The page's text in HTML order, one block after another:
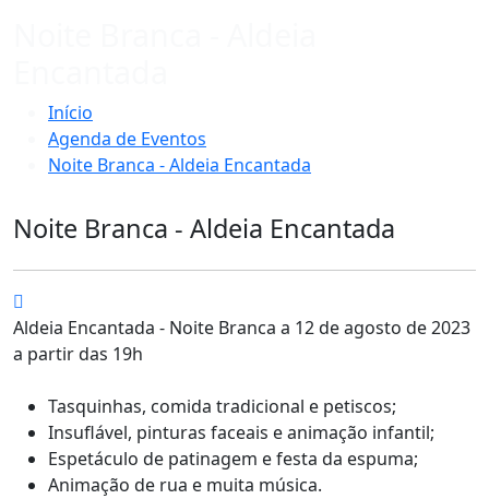
Início
Agenda de Eventos
Noite Branca - Aldeia Encantada
Noite Branca - Aldeia Encantada
Aldeia Encantada - Noite Branca a 12 de agosto de 2023
a partir das 19h
Tasquinhas, comida tradicional e petiscos;
Insuflável, pinturas faceais e animação infantil;
Espetáculo de patinagem e festa da espuma;
Animação de rua e muita música.